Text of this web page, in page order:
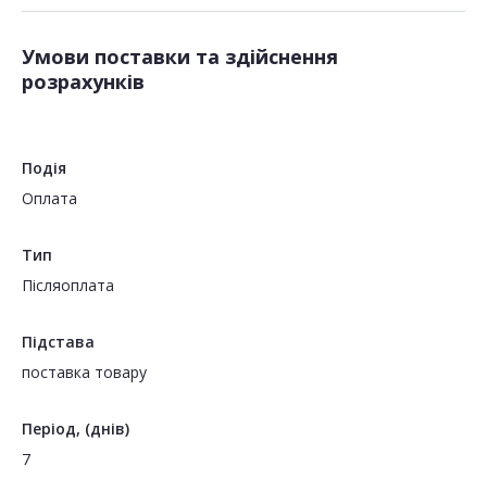
Умови поставки та здійснення
розрахунків
Подія
Оплата
Тип
Пiсляоплата
Підстава
поставка товару
Період, (днів)
7